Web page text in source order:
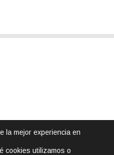
la mejor experiencia en
cookies utilizamos o